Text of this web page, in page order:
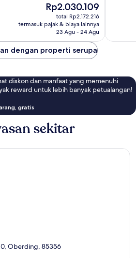
Harga
sekarang
Rp2.030.109
Rp2.030.109
total Rp2.172.216
termasuk pajak & biaya lainnya
23 Agu - 24 Agu
dengan properti serupa
diskon dan manfaat yang memenuhi
reward untuk lebih banyak petualangan!
gratis
sekitar
Oberding, 85356